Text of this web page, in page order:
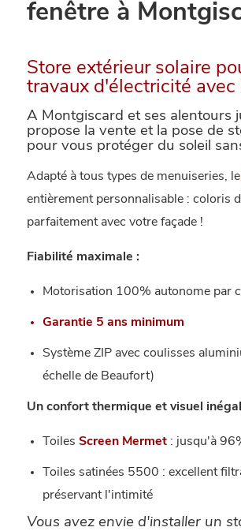
fenêtre à
Store extérieur solaire
travaux d'électricité avec
A Montgiscard et ses alentours
propose la vente et la pose de
pour vous protéger du soleil
Adapté à tous types de menuiseries, le
entièrement personnalisable : coloris
parfaitement avec votre façade !
Fiabilité maximale :
Motorisation 100% autonome par
Garantie 5 ans minimum
Système ZIP avec coulisses
échelle de Beaufort)
Un confort thermique et visuel
Toiles Screen Mermet : jusqu'à
Toiles satinées 5500 : excellent
préservant l'intimité
Vous avez envie d'installer un